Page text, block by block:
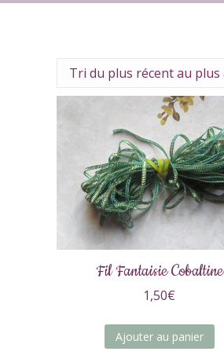
Fil Fantaisie Cobaltine
1,50€
Ajouter au panier